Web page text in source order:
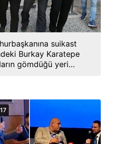
suikast
Burkay Karatepe
gömdüğü yeri